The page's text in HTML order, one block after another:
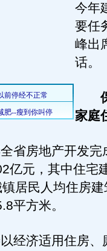
今年
要任
峰出
话。
保
家庭
房地产开发完
亿元，其中住宅
居民人均住房
平方米。
济适用住房、